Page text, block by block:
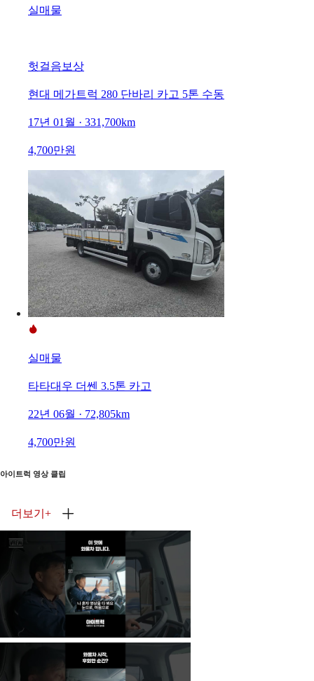
실매물
헛걸음보상
현대 메가트럭 280 단바리 카고 5톤 수동
17년 01월 · 331,700km
4,700만원
실매물
타타대우 더쎈 3.5톤 카고
22년 06월 · 72,805km
4,700만원
아이트럭 영상 클립
더보기 +